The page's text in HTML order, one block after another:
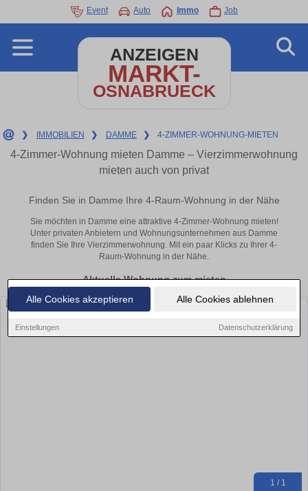
Alle Cookies akzeptieren Alle Cookies ablehnen
Einstellungen Datenschutzerklärung
Event Auto Immo Job
ANZEIGEN
MARKT-
OSNABRUECK
❯ IMMOBILIEN ❯ DAMME ❯ 4-ZIMMER-WOHNUNG-MIETEN
4-Zimmer-Wohnung mieten Damme – Vierzimmerwohnung
mieten auch von privat
Finden Sie in Damme Ihre 4-Raum-Wohnung in der Nähe
Sie möchten in Damme eine attraktive 4-Zimmer-Wohnung mieten!
Unter privaten Anbietern und Wohnungsunternehmen aus Damme
finden Sie Ihre Vierzimmerwohnung. Mit ein paar Klicks zu Ihrer 4-
Raum-Wohnung in der Nähe.
Aktuelle Wohnung zum mieten
1 / 1